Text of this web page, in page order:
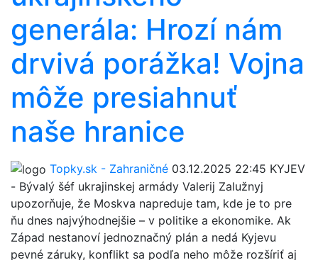
generála: Hrozí nám
drvivá porážka! Vojna
môže presiahnuť
naše hranice
Topky.sk - Zahraničné 03.12.2025 22:45 KYJEV
- Bývalý šéf ukrajinskej armády Valerij Zalužnyj
upozorňuje, že Moskva napreduje tam, kde je to pre
ňu dnes najvýhodnejšie – v politike a ekonomike. Ak
Západ nestanoví jednoznačný plán a nedá Kyjevu
pevné záruky, konflikt sa podľa neho môže rozšíriť aj